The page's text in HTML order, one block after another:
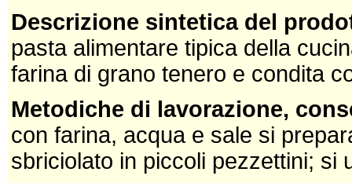
Descrizione sintetica del
pasta alimentare tipica della
farina di grano tenero e condita
Metodiche di lavorazione,
con farina, acqua e sale si
sbriciolato in piccoli pezzettini; si